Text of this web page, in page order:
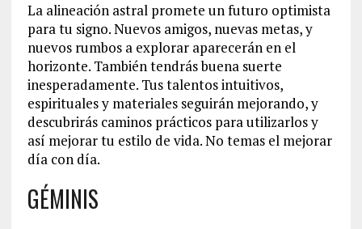
La alineación astral promete un futuro optimista
para tu signo. Nuevos amigos, nuevas metas, y
nuevos rumbos a explorar aparecerán en el
horizonte. También tendrás buena suerte
inesperadamente. Tus talentos intuitivos,
espirituales y materiales seguirán mejorando, y
descubrirás caminos prácticos para utilizarlos y
así mejorar tu estilo de vida. No temas el mejorar
día con día.
GÉMINIS